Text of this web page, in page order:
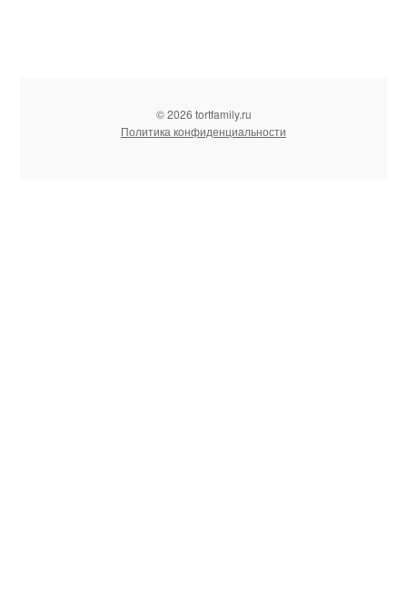
© 2026 tortfamily.ru
Политика конфиденциальности